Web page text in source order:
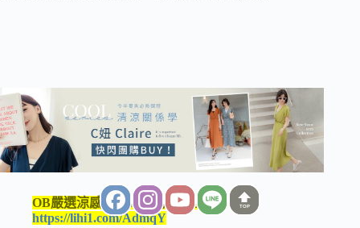
OB嚴選涼感空氣紗限時秒殺團：
https://lihi1.com/AdmqY
TOP